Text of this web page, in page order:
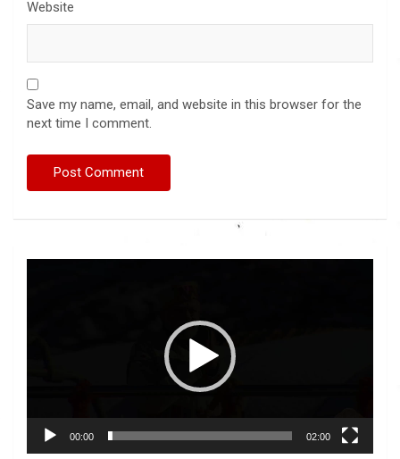
Website
Save my name, email, and website in this browser for the
next time I comment.
00:00 02:00